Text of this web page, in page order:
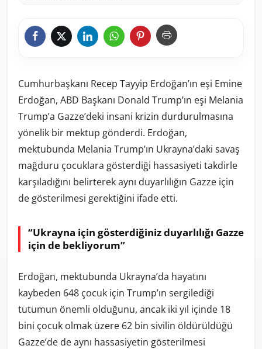
Cumhurbaşkanı Recep Tayyip Erdoğan’ın eşi Emine
Erdoğan, ABD Başkanı Donald Trump’ın eşi Melania
Trump’a Gazze’deki insani krizin durdurulmasına
yönelik bir mektup gönderdi. Erdoğan,
mektubunda Melania Trump’ın Ukrayna’daki savaş
mağduru çocuklara gösterdiği hassasiyeti takdirle
karşıladığını belirterek aynı duyarlılığın Gazze için
de gösterilmesi gerektiğini ifade etti.
“Ukrayna için gösterdiğiniz duyarlılığı Gazze
için de bekliyorum”
Erdoğan, mektubunda Ukrayna’da hayatını
kaybeden 648 çocuk için Trump’ın sergilediği
tutumun önemli olduğunu, ancak iki yıl içinde 18
bini çocuk olmak üzere 62 bin sivilin öldürüldüğü
Gazze’de de aynı hassasiyetin gösterilmesi